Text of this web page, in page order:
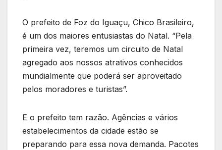
O prefeito de Foz do Iguaçu, Chico Brasileiro,
é um dos maiores entusiastas do Natal. “Pela
primeira vez, teremos um circuito de Natal
agregado aos nossos atrativos conhecidos
mundialmente que poderá ser aproveitado
pelos moradores e turistas”.
E o prefeito tem razão. Agências e vários
estabelecimentos da cidade estão se
preparando para essa nova demanda. Pacotes